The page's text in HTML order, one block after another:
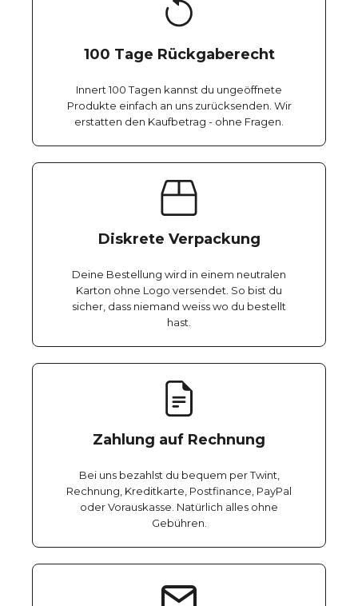
100 Tage Rückgaberecht
Innert 100 Tagen kannst du ungeöffnete
Produkte einfach an uns zurücksenden. Wir
erstatten den Kaufbetrag - ohne Fragen.
Diskrete Verpackung
Deine Bestellung wird in einem neutralen
Karton ohne Logo versendet. So bist du
sicher, dass niemand weiss wo du bestellt
hast.
Zahlung auf Rechnung
Bei uns bezahlst du bequem per Twint,
Rechnung, Kreditkarte, Postfinance, PayPal
oder Vorauskasse. Natürlich alles ohne
Gebühren.